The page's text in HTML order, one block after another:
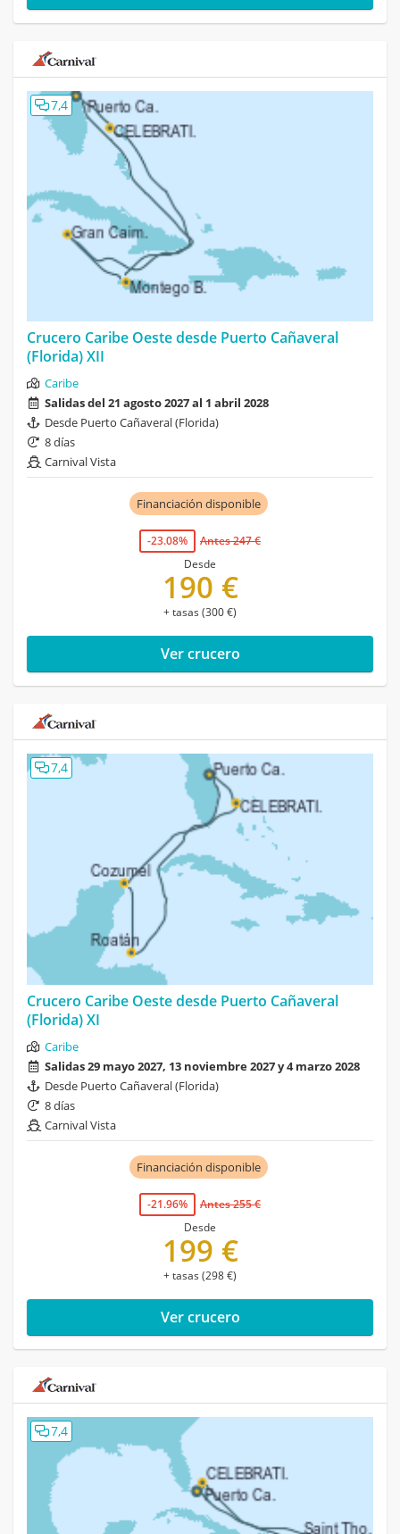
7,4
Crucero Caribe Oeste desde Puerto Cañaveral
(Florida) XII
Caribe
Salidas del 21 agosto 2027 al 1 abril 2028
Desde Puerto Cañaveral (Florida)
8 días
Carnival Vista
Financiación disponible
-23.08%
Antes 247 €
Desde
190 €
+ tasas (300 €)
Ver crucero
7,4
Crucero Caribe Oeste desde Puerto Cañaveral
(Florida) XI
Caribe
Salidas 29 mayo 2027, 13 noviembre 2027 y 4 marzo 2028
Desde Puerto Cañaveral (Florida)
8 días
Carnival Vista
Financiación disponible
-21.96%
Antes 255 €
Desde
199 €
+ tasas (298 €)
Ver crucero
7,4